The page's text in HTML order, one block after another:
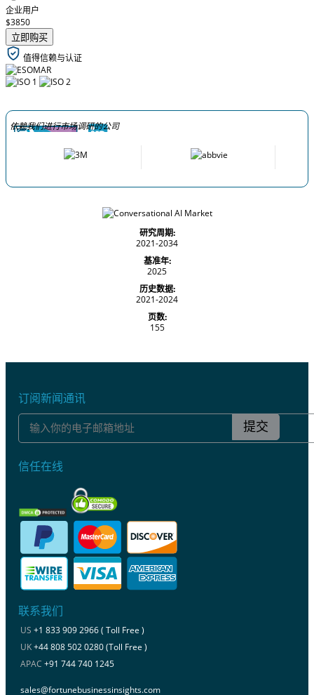
企业用户
$3850
立即购买
值得信赖与认证
依赖我们进行市场调研的公司
研究周期:
2021-2034
基准年:
2025
历史数据:
2021-2024
页数:
155
订阅新闻通讯
提交
信任在线
联系我们
US +1 833 909 2966 ( Toll Free )
UK+44 808 502 0280 (Toll Free )
APAC +91 744 740 1245
sales@fortunebusinessinsights.com